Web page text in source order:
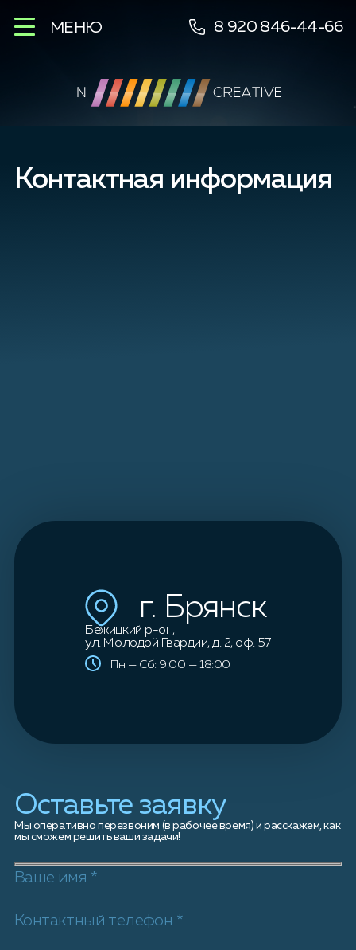
МЕНЮ 8 920 846-44-66
Контактная информация
г. Брянск
Бежицкий р-он,
ул. Молодой Гвардии, д. 2, оф. 57
Пн — Сб: 9:00 — 18:00
Оставьте заявку
Мы оперативно перезвоним (в рабочее время) и расскажем, как
мы сможем решить ваши задачи!